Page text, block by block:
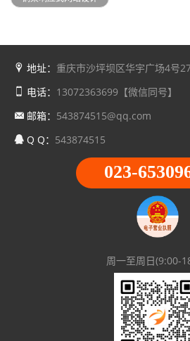
地址： 重庆市沙坪坝区华宇广场4号
电话： 13072363699【微信同号】
邮箱： 543874515@qq.com
Q Q： 543874515
023-
周一至周日(9:00-